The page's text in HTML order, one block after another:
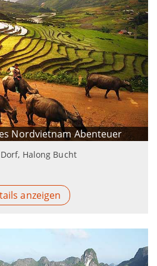
Nordvietnam Abenteuer
Halong Bucht
anzeigen